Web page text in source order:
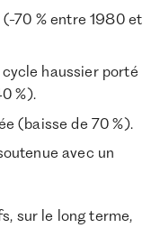
(-70 % entre 1980 et
haussier porté
%).
(baisse de 70 %).
avec un
sur le long terme,